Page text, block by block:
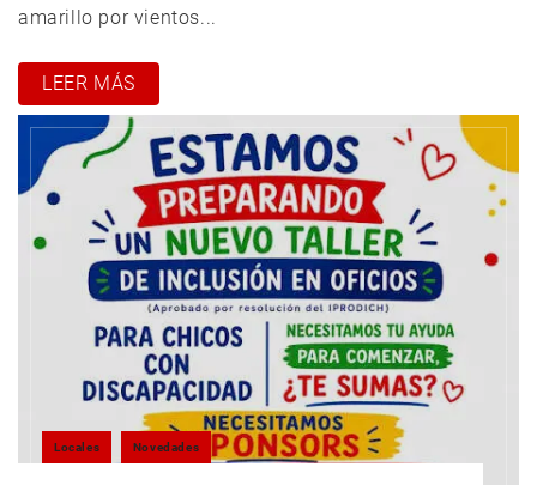
amarillo por vientos...
LEER MÁS
Locales Novedades